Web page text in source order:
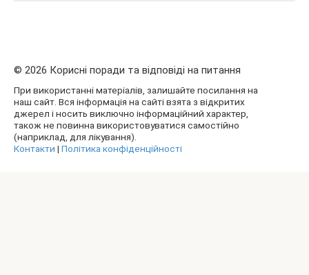
© 2026 Корисні поради та відповіді на питання
При використанні матеріалів, залишайте посилання на
наш сайт. Вся інформація на сайті взята з відкритих
джерел і носить виключно інформаційний характер,
також не повинна використовуватися самостійно
(наприклад, для лікування).
Контакти | Політика конфіденційності